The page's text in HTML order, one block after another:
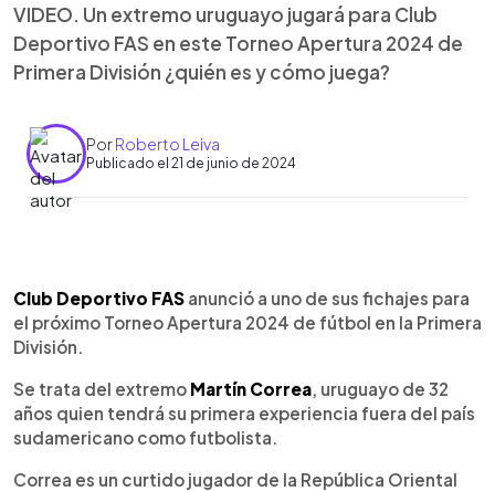
VIDEO. Un extremo uruguayo jugará para Club
Deportivo FAS en este Torneo Apertura 2024 de
Primera División ¿quién es y cómo juega?
PorRoberto Leiva
Publicado el 21 de junio de 2024
► Escuchar artículo
Club Deportivo FAS anunció a uno de sus fichajes para
el próximo Torneo Apertura 2024 de fútbol en la Primera
División.
Se trata del extremo Martín Correa, uruguayo de 32
años quien tendrá su primera experiencia fuera del país
sudamericano como futbolista.
Correa es un curtido jugador de la República Oriental